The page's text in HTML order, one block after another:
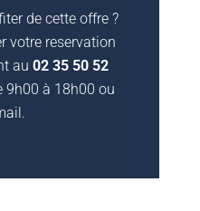
de cette offre ?
votre reservation
au 02 35 50 52
9h00 à 18h00 ou